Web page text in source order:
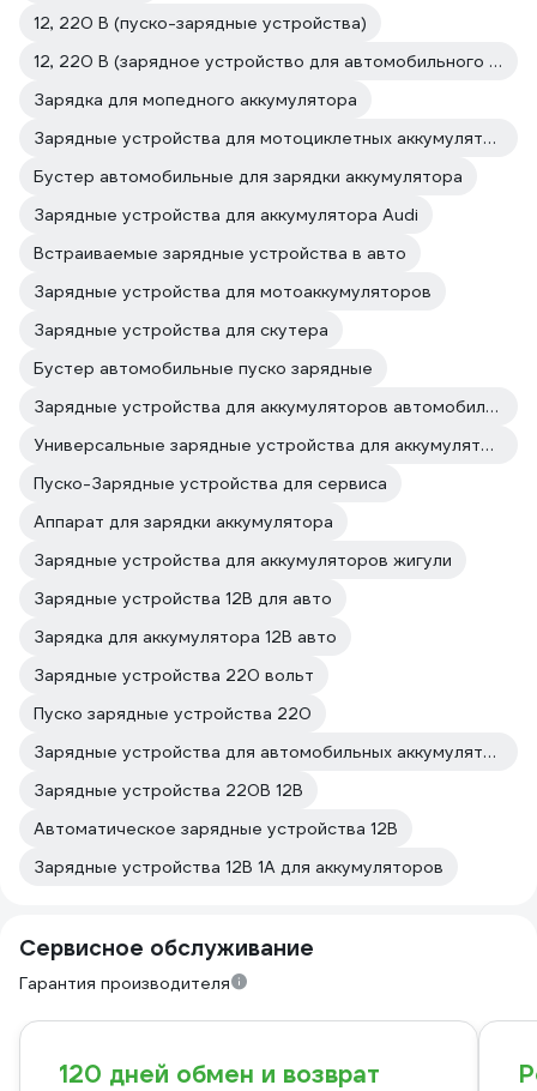
12, 220 В (пуско-зарядные устройства)
12, 220 В (зарядное устройство для автомобильного аккумулятора)
Зарядка для мопедного аккумулятора
Зарядные устройства для мотоциклетных аккумуляторов
Бустер автомобильные для зарядки аккумулятора
Зарядные устройства для аккумулятора Audi
Встраиваемые зарядные устройства в авто
Зарядные устройства для мотоаккумуляторов
Зарядные устройства для скутера
Бустер автомобильные пуско зарядные
Зарядные устройства для аккумуляторов автомобиля с десульфацией
Универсальные зарядные устройства для аккумуляторов авто
Пуско-Зарядные устройства для сервиса
Аппарат для зарядки аккумулятора
Зарядные устройства для аккумуляторов жигули
Зарядные устройства 12В для авто
Зарядка для аккумулятора 12В авто
Зарядные устройства 220 вольт
Пуско зарядные устройства 220
Зарядные устройства для автомобильных аккумуляторов автоматические
Зарядные устройства 220В 12В
Автоматическое зарядные устройства 12В
Зарядные устройства 12В 1А для аккумуляторов
Сервисное обслуживание
Гарантия производителя
120 дней обмен и возврат